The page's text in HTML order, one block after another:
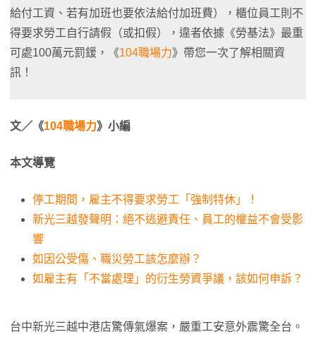
給付工資、若有加班也要依法給付加班費），櫃位員工則不
得要求勞工自行請假（或扣假），違者依據《勞基法》最重
可處100萬元罰鍰，《104職場力》帶您一次了解相關資
訊！
文／《104職場力》小編
本文導覽
停工期間，雇主不得要求勞工「強制特休」！
新光三越發聲明：絕不逃避責任、員工的權益不會受影
響
如因公受傷、職災勞工該怎麼辦？
如雇主有「不當處理」的衍生勞資爭議，該如何申訴？
台中新光三越中港店驚傳氣爆案，嚴重工安意外震驚全台。